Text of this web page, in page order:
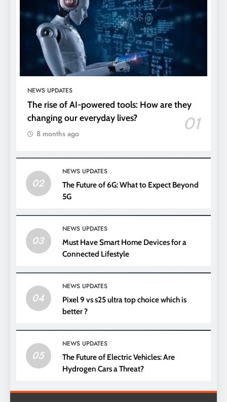
NEWS UPDATES
The rise of AI-powered tools: How are they
changing our everyday lives?
01
8 months ago
02
NEWS UPDATES
The Future of 6G: What to Expect Beyond
5G
03
NEWS UPDATES
Must Have Smart Home Devices for a
Connected Lifestyle
04
NEWS UPDATES
Pixel 9 vs s25 ultra top choice which is
better ?
05
NEWS UPDATES
The Future of Electric Vehicles: Are
Hydrogen Cars a Threat?